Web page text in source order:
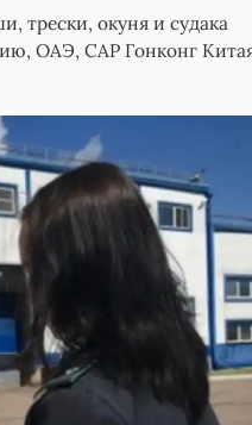
трески, окуня и судака
ОАЭ, САР Гонконг